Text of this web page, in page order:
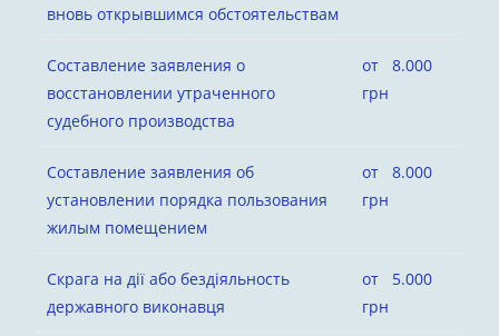
вновь открывшимся обстоятельствам
Составление заявления о
восстановлении утраченного
судебного производства
от 8.000
грн
Составление заявления об
установлении порядка пользования
жилым помещением
от 8.000
грн
Скрага на дії або бездіяльность
державного виконавця
от 5.000
грн